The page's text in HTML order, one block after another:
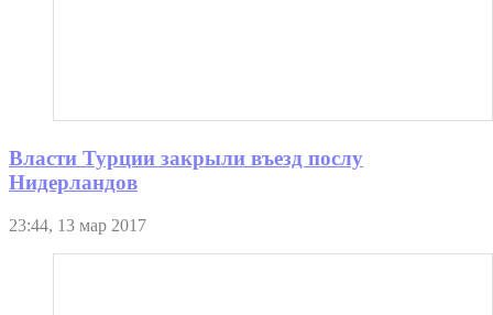
Власти Турции закрыли въезд послу
Нидерландов
23:44, 13 мар 2017